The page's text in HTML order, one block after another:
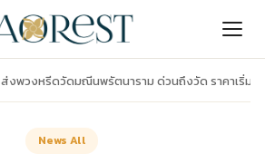
ส่งพวงหรีดวัดมณีนพรัตนาราม ด่วนถึงวัด ราคาเริ่ม
News All